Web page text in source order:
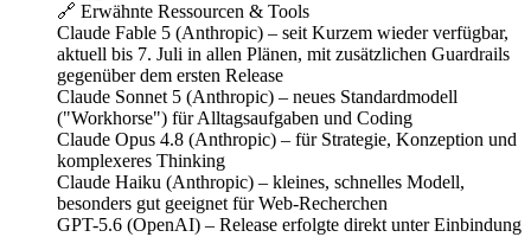
🔗 Erwähnte Ressourcen & Tools
Claude Fable 5 (Anthropic) – seit Kurzem wieder verfügbar,
aktuell bis 7. Juli in allen Plänen, mit zusätzlichen Guardrails
gegenüber dem ersten Release
Claude Sonnet 5 (Anthropic) – neues Standardmodell
("Workhorse") für Alltagsaufgaben und Coding
Claude Opus 4.8 (Anthropic) – für Strategie, Konzeption und
komplexeres Thinking
Claude Haiku (Anthropic) – kleines, schnelles Modell,
besonders gut geeignet für Web-Recherchen
GPT-5.6 (OpenAI) – Release erfolgte direkt unter Einbindung